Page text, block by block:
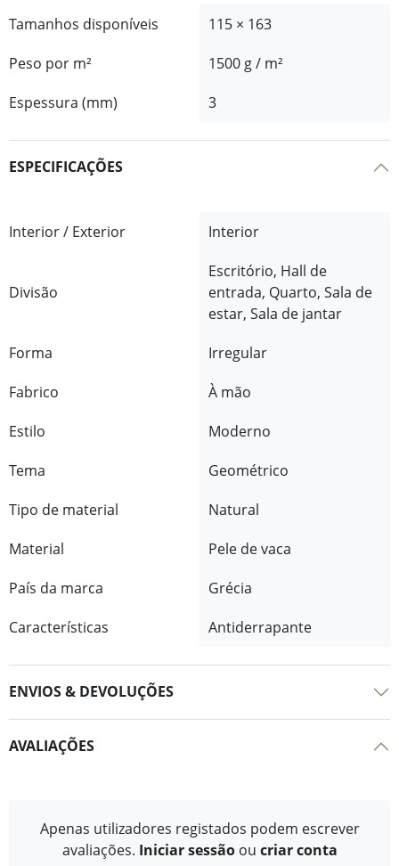
Tamanhos disponíveis
115 × 163
Peso por m²
1500 g / m²
Espessura (mm)
3
ESPECIFICAÇÕES
Interior / Exterior Interior
Divisão
Escritório, Hall de
entrada, Quarto, Sala de
estar, Sala de jantar
Forma
Irregular
Fabrico
À mão
Estilo
Moderno
Tema
Geométrico
Tipo de material
Natural
Material
Pele de vaca
País da marca
Grécia
Características
Antiderrapante
ENVIOS & DEVOLUÇÕES
AVALIAÇÕES
Apenas utilizadores registados podem escrever
avaliações. Iniciar sessão ou criar conta